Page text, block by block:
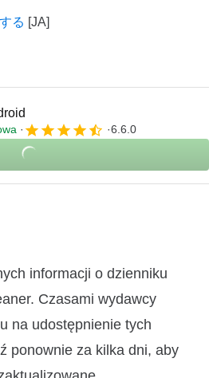
る
6.6.0
informacji o dzienniku
Czasami wydawcy
na udostępnienie tych
ponownie za kilka dni, aby